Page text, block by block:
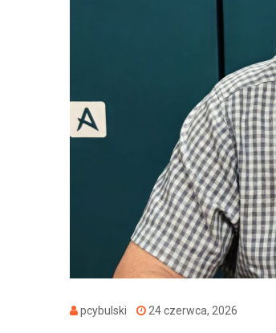
pcybulski 24 czerwca, 2026